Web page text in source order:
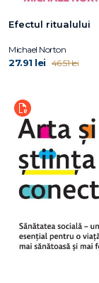
Efectul ritualului
Michael Norton
27.91 lei 46.51 lei